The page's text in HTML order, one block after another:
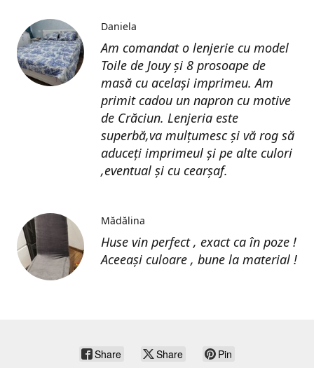
Am comandat o lenjerie cu model
Toile de Jouy și 8 prosoape de
masă cu același imprimeu. Am
primit cadou un napron cu motive
de Crăciun. Lenjeria este
superbă,va mulțumesc și vă rog să
aduceți imprimeul și pe alte culori
,eventual și cu cearșaf.
Daniela
Huse vin perfect , exact ca în poze !
Aceeași culoare , bune la material !
Mădălina
Share Share Pin